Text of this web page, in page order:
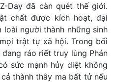
Day đã càn quét thế giới.
chất được kích hoạt, đại
người thành những sinh
trật tự xã hội. Trong bối
ráo riết truy lùng Phản
sức mạnh hủy diệt không
thành thây ma bất tử nếu